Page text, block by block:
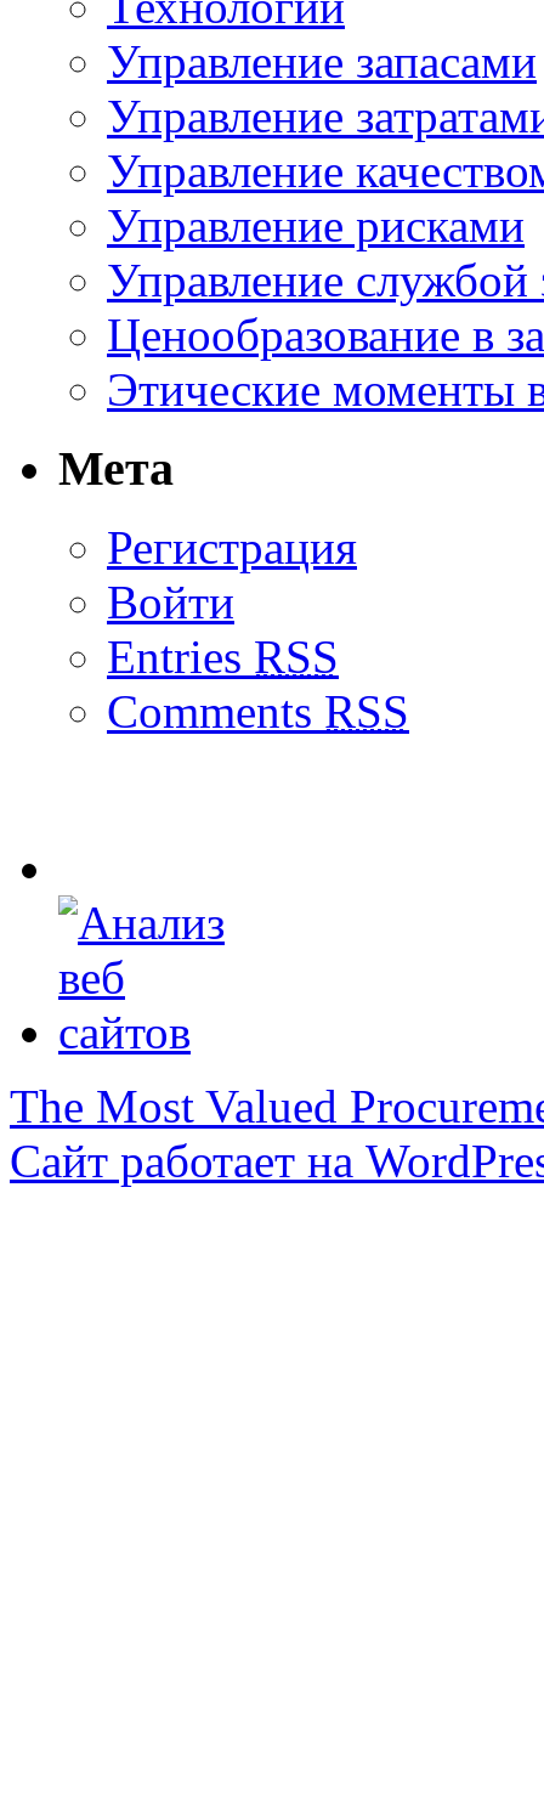
Управление запасами
Управление
Управление
Управление рисками
Управление службой
Ценообразование в
Этические моменты
Мета
Регистрация
Войти
Entries RSS
Comments RSS
The Most Valued
Сайт работает на